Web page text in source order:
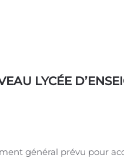
LYCÉE
général prévu pour